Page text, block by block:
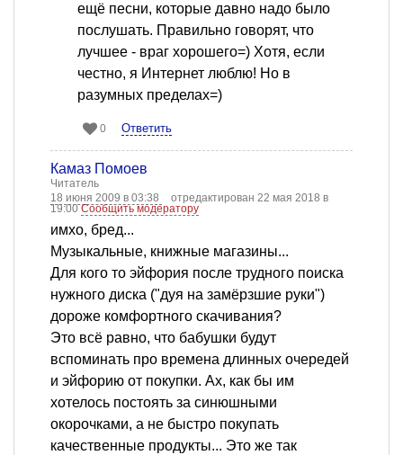
ещё песни, которые давно надо было
послушать. Правильно говорят, что
лучшее - враг хорошего=) Хотя, если
честно, я Интернет люблю! Но в
разумных пределах=)
0 Ответить
Камаз Помоев
Читатель
18 июня 2009 в 03:38
отредактирован 22 мая 2018 в
19:00Сообщить модератору
имхо, бред...
Музыкальные, книжные магазины...
Для кого то эйфория после трудного поиска
нужного диска ("дуя на замёрзшие руки")
дороже комфортного скачивания?
Это всё равно, что бабушки будут
вспоминать про времена длинных очередей
и эйфорию от покупки. Ах, как бы им
хотелось постоять за синюшными
окорочками, а не быстро покупать
качественные продукты... Это же так